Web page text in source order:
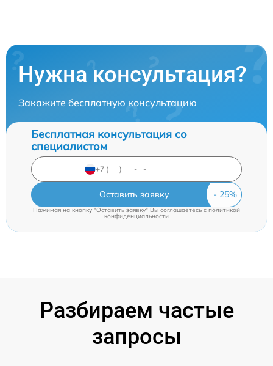
Нужна консультация?
Закажите бесплатную консультацию
Бесплатная консультация со
специалистом
Оставить заявку
Нажимая на кнопку "Оставить заявку" Вы соглашаетесь cполитикой
конфиденциальности
Разбираем частые
запросы